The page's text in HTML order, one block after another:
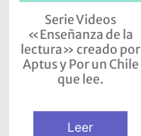
Serie Videos
«Enseñanza de la
lectura» creado por
Aptus y Por un Chile
que lee.
Leer